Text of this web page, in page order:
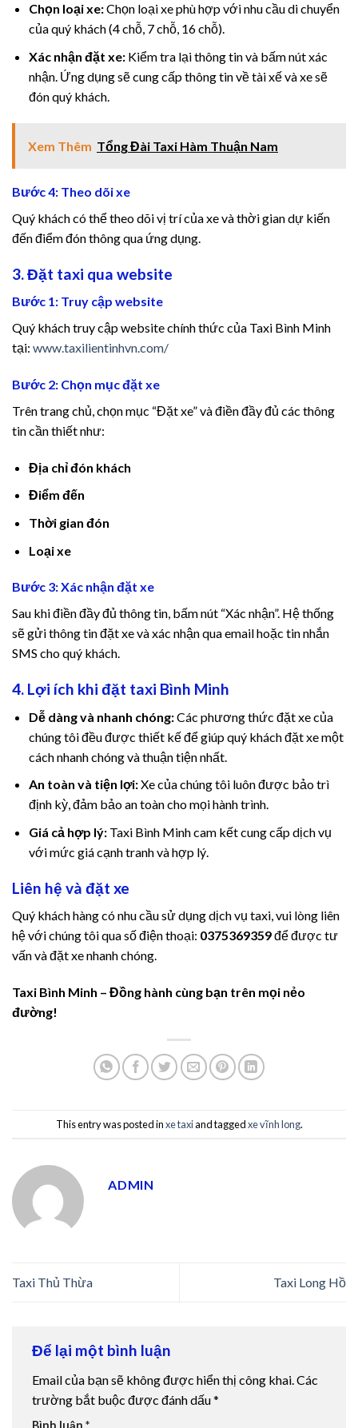
Fuel Pro
review
Savior Review
Boost
sleep review
review
review
giriş
güncel giriş
güncel giriş
Maç Tv
Giriş
ยออนไลน์
giriş
giriş
escort
giriş
Chọn loại xe:Chọn loại xe phù hợp với nhu cầu di chuyển
của quý khách (4 chỗ, 7 chỗ, 16 chỗ).
Xác nhận đặt xe:Kiểm tra lại thông tin và bấm nút xác
nhận. Ứng dụng sẽ cung cấp thông tin về tài xế và xe sẽ
đón quý khách.
Xem Thêm Tổng Đài Taxi Hàm Thuận Nam
Bước 4: Theo dõi xe
Quý khách có thể theo dõi vị trí của xe và thời gian dự kiến
đến điểm đón thông qua ứng dụng.
3. Đặt taxi qua website
Bước 1: Truy cập website
Quý khách truy cập website chính thức của Taxi Bình Minh
tại: www.taxilientinhvn.com/
Bước 2: Chọn mục đặt xe
Trên trang chủ, chọn mục “Đặt xe” và điền đầy đủ các thông
tin cần thiết như:
Địa chỉ đón khách
Điểm đến
Thời gian đón
Loại xe
Bước 3: Xác nhận đặt xe
Sau khi điền đầy đủ thông tin, bấm nút “Xác nhận”. Hệ thống
sẽ gửi thông tin đặt xe và xác nhận qua email hoặc tin nhắn
SMS cho quý khách.
4. Lợi ích khi đặt taxi Bình Minh
Dễ dàng và nhanh chóng:Các phương thức đặt xe của
chúng tôi đều được thiết kế để giúp quý khách đặt xe một
cách nhanh chóng và thuận tiện nhất.
An toàn và tiện lợi:Xe của chúng tôi luôn được bảo trì
định kỳ, đảm bảo an toàn cho mọi hành trình.
Giá cả hợp lý:Taxi Bình Minh cam kết cung cấp dịch vụ
với mức giá cạnh tranh và hợp lý.
Liên hệ và đặt xe
Quý khách hàng có nhu cầu sử dụng dịch vụ taxi, vui lòng liên
hệ với chúng tôi qua số điện thoại: 0375369359để được tư
vấn và đặt xe nhanh chóng.
Taxi Bình Minh – Đồng hành cùng bạn trên mọi nẻo
đường!
This entry was posted inxe taxiand taggedxe vĩnh long.
ADMIN
Taxi Thủ Thừa Taxi Long Hồ
Để lại một bình luận
Email của bạn sẽ không được hiển thị công khai.Các
trường bắt buộc được đánh dấu*